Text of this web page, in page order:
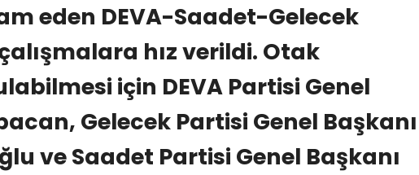
eden DEVA-Saadet-Gelecek
hız verildi. Otak
için DEVA Partisi Genel
Gelecek Partisi Genel Başkanı
ve Saadet Partisi Genel Başkanı